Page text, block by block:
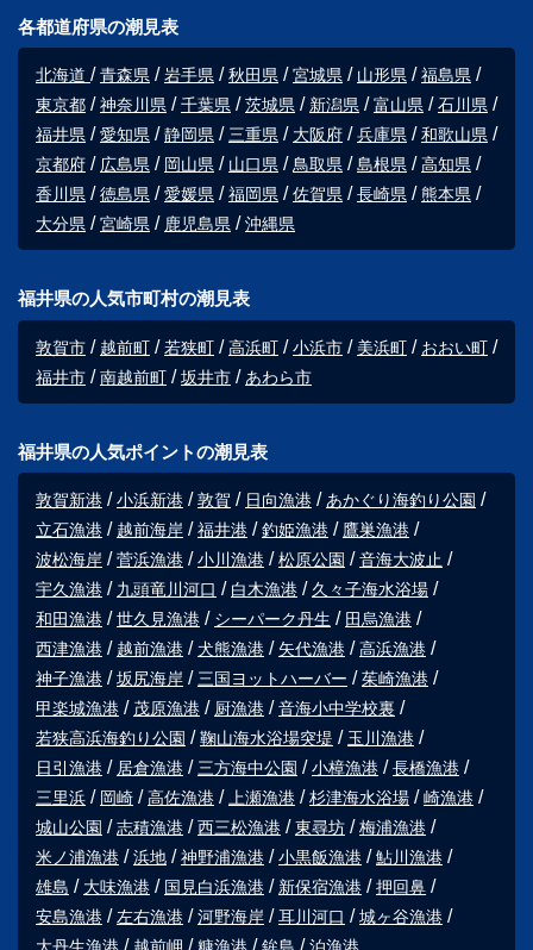
各都道府県の潮見表
北海道 青森県 岩手県 秋田県 宮城県 山形県
福島県
東京都
神奈川県 千葉県 茨城県 新潟県 富山県
石川県
福井県
愛知県 静岡県 三重県 大阪府 兵庫県
和歌山県
京都府
広島県 岡山県 山口県 鳥取県 島根県
高知県
香川県
徳島県 愛媛県 福岡県 佐賀県 長崎県
熊本県
大分県
宮崎県 鹿児島県 沖縄県
福井県の人気市町村の潮見表
敦賀市 越前町 若狭町 高浜町 小浜市 美浜町
おおい町
福井市
南越前町 坂井市 あわら市
福井県の人気ポイントの潮見表
敦賀新港 小浜新港 敦賀 日向漁港
あかぐり海釣り公園
立石漁港
越前海岸 福井港 釣姫漁港
鷹巣漁港
波松海岸
菅浜漁港 小川漁港 松原公園
音海大波止
宇久漁港
九頭竜川河口 白木漁港
久々子海水浴場
和田漁港
世久見漁港 シーパーク丹生
田烏漁港
西津漁港
越前漁港 犬熊漁港 矢代漁港
高浜漁港
神子漁港
坂尻海岸 三国ヨットハーバー
茱崎漁港
甲楽城漁港
茂原漁港 厨漁港
音海小中学校裏
若狭高浜海釣り公園
鞠山海水浴場突堤
玉川漁港
日引漁港
居倉漁港 三方海中公園 小樟漁港
長橋漁港
三里浜
岡崎 高佐漁港 上瀬漁港 杉津海水浴場
崎漁港
城山公園
志積漁港 西三松漁港 東尋坊
梅浦漁港
米ノ浦漁港
浜地 神野浦漁港 小黒飯漁港
鮎川漁港
雄島
大味漁港 国見白浜漁港 新保宿漁港
押回鼻
安島漁港
左右漁港 河野海岸 耳川河口
城ヶ谷漁港